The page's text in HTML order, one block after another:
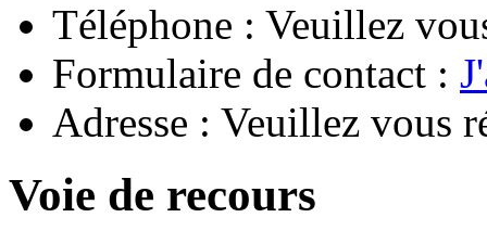
Téléphone : Veuillez
Formulaire de contact :
Adresse : Veuillez vous
Voie de recours